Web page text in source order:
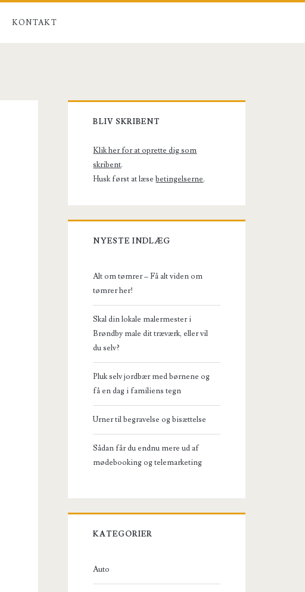
KONTAKT
Primary
Sidebar
BLIV SKRIBENT
Klik her for at oprette dig som
skribent.
Husk først at læsebetingelserne.
NYESTE INDLÆG
Alt om tømrer – Få alt viden om
tømrer her!
Skal din lokale malermester i
Brøndby male dit træværk, eller vil
du selv?
Pluk selv jordbær med børnene og
få en dag i familiens tegn
Urner til begravelse og bisættelse
Sådan får du endnu mere ud af
mødebooking og telemarketing
KATEGORIER
Auto